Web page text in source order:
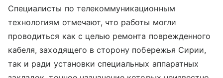
Специалисты по телекоммуникационным
технологиям отмечают, что работы могли
проводиться как с целью ремонта поврежденного
кабеля, заходящего в сторону побережья Сирии,
так и ради установки специальных аппаратных